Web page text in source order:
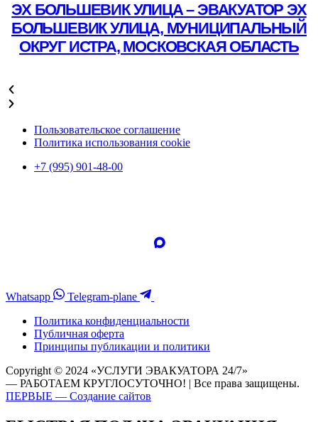
ЭХ БОЛЬШЕВИК УЛИЦА – ЭВАКУАТОР ЭХ
БОЛЬШЕВИК УЛИЦА, МУНИЦИПАЛЬНЫЙ
ОКРУГ ИСТРА, МОСКОВСКАЯ ОБЛАСТЬ
Пользовательское соглашение
Политика использования cookie
+7 (995) 901-48-00
Whatsapp
Telegram-plane
Политика конфиденциальности
Публичная оферта
Принципы публикации и политики
Copyright © 2024 «УСЛУГИ ЭВАКУАТОРА 24/7»
— РАБОТАЕМ КРУГЛОСУТОЧНО! | Все права защищены.
ПЕРВЫЕ — Создание сайтов